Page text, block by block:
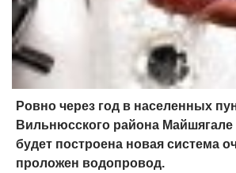
Ровно через год в населенных
Вильнюсского района
будет построена новая система
проложен водопровод.